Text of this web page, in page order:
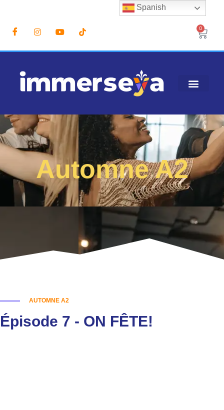
0
Automne A2
AUTOMNE A2
Épisode 7 - ON FÊTE!
Spanish